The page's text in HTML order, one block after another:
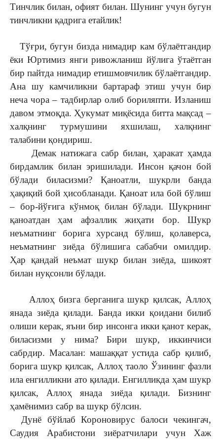
Тинчлик билан, офият билан. Шунинг учун бугун
тинчликни қадрига етайлик!
Тўғри, бугун бизда нимадир кам бўлаётгандир
ёки Юртимиз янги ривожланиш йўлига ўтаётган
бир пайтда нимадир етишмовчилик бўлаётгандир.
Ана шу камчиликни бартараф этиш учун бир
неча чора – тадбирлар олиб бориляпти. Изланиш
давом этмоқда. Ҳукумат миқёсида битта мақсад –
халқнинг турмушини яхшилаш, халқнинг
талабини қондириш.
Демак натижага сабр билан, ҳаракат ҳамда
бирдамлик билан эришилади. Инсон қачон бой
бўлади биласизми? Қаноатли, шукрли банда
ҳақиқий бой ҳисобланади. Қаноат ила бой бўлиш
– бор-йўғига кўнмоқ билан бўлади. Шукрнинг
қаноатдан ҳам афзаллик жиҳати бор. Шукр
неъматнинг борига хурсанд бўлиш, қолаверса,
неъматнинг зиёда бўлишига сабабчи омилдир.
Ҳар қандай неъмат шукр билан зиёда, шикоят
билан нуқсонли бўлади.
Аллоҳ бизга берганига шукр қилсак, Аллоҳ
янада зиёда қилади. Банда икки қоидани билиб
олиши керак, яъни бир инсонга икки қанот керак,
биласизми у нима? Бири шукр, иккинчиси
сабрдир. Масалан: машаққат устида сабр қилиб,
борига шукр қилсак, Аллоҳ таоло Ўзининг фазли
ила енгилликни ато қилади. Енгилликда ҳам шукр
қилсак, Аллоҳ янада зиёда қилади. Бизнинг
ҳамёнимиз сабр ва шукр бўлсин.
Дунё бўйлаб Короновирус балоси чекингач,
Саудия Арабистони зиёратчилари учун Хаж